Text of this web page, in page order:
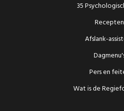
35
Recepten
Afslank-
Pers en
Wat is de